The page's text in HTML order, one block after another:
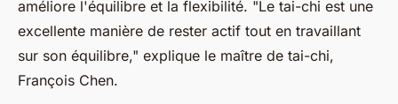
améliore l'équilibre et la flexibilité. "Le tai-chi est une
excellente manière de rester actif tout en travaillant
sur son équilibre," explique le maître de tai-chi,
François Chen.